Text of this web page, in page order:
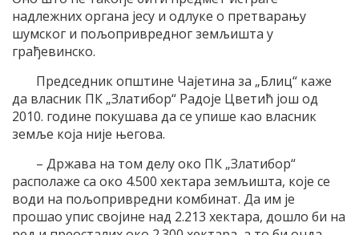
надлежних органа јесу и одлуке о претварању
шумског и пољопривредног земљишта у
грађевинско.
Председник општине Чајетина за „Блиц“ каже
да власник ПК „Златибор“ Радоје Цветић још од
2010. године покушава да се упише као власник
земље која није његова.
– Држава на том делу око ПК „Златибор“
располаже са око 4.500 хектара земљишта, које се
води на пољопривредни комбинат. Да им је
прошао упис својине над 2.213 хектара, дошло би на